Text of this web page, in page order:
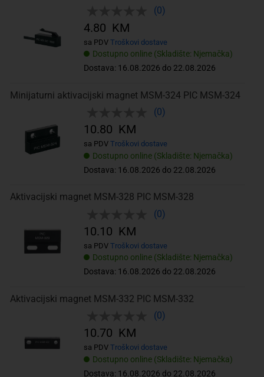
(0)
Dostupno online (Skladište: Njemačka)
Dostava: 16.08.2026 do 22.08.2026
4.80 KM
sa PDV Troškovi dostave
Minijaturni aktivacijski magnet MSM-324 PIC MSM-324
(0)
Dostupno online (Skladište: Njemačka)
Dostava: 16.08.2026 do 22.08.2026
10.80 KM
sa PDV Troškovi dostave
Aktivacijski magnet MSM-328 PIC MSM-328
(0)
Dostupno online (Skladište: Njemačka)
Dostava: 16.08.2026 do 22.08.2026
10.10 KM
sa PDV Troškovi dostave
Aktivacijski magnet MSM-332 PIC MSM-332
(0)
Dostupno online (Skladište: Njemačka)
Dostava: 16.08.2026 do 22.08.2026
10.70 KM
sa PDV Troškovi dostave